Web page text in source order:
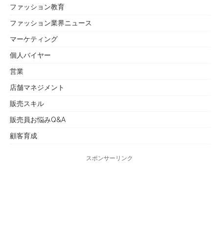
ファッション教育
ファッション業界ニュース
マーケティング
個人バイヤー
営業
店舗マネジメント
販売スキル
販売員お悩みQ&A
顧客育成
スポンサーリンク